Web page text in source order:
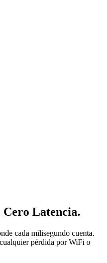
Cero Latencia.
cada milisegundo cuenta.
pérdida por WiFi o